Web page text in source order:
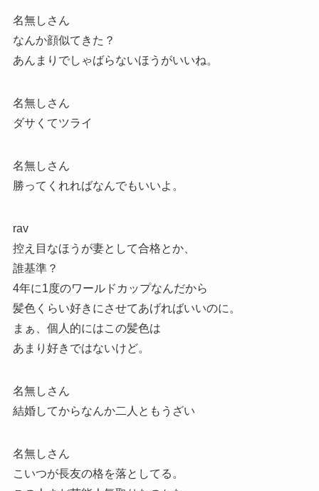
名無しさん
なんか顔似てきた？
あんまりでしゃばらないほうがいいね。
名無しさん
ダサくてツライ
名無しさん
勝ってくれればなんでもいいよ。
rav
控え目なほうが妻として合格とか、
誰基準？
4年に1度のワールドカップなんだから
髪色くらい好きにさせてあげればいいのに。
まぁ、個人的にはこの髪色は
あまり好きではないけど。
名無しさん
結婚してからなんか二人ともうざい
名無しさん
こいつが長友の格を落としてる。